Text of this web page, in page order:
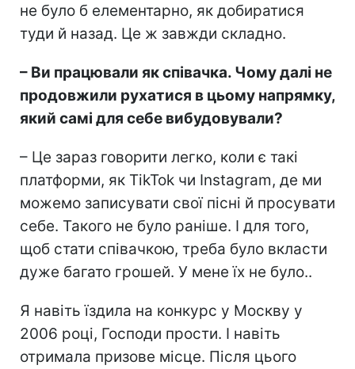
не було б елементарно, як добиратися
туди й назад. Це ж завжди складно.
– Ви працювали як співачка. Чому далі не
продовжили рухатися в цьому напрямку,
який самі для себе вибудовували?
– Це зараз говорити легко, коли є такі
платформи, як TikTok чи Instagram, де ми
можемо записувати свої пісні й просувати
себе. Такого не було раніше. І для того,
щоб стати співачкою, треба було вкласти
дуже багато грошей. У мене їх не було..
Я навіть їздила на конкурс у Москву у
2006 році, Господи прости. І навіть
отримала призове місце. Після цього